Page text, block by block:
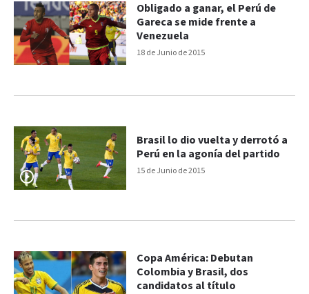
18 de Junio de 2015
Obligado a ganar, el Perú de
Gareca se mide frente a
Venezuela
15 de Junio de 2015
Brasil lo dio vuelta y derrotó a
Perú en la agonía del partido
Copa América: Debutan
Colombia y Brasil, dos
candidatos al título